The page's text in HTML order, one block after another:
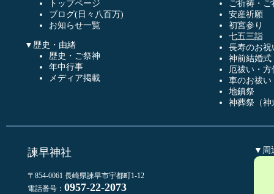
トップページ
ブログ(日々八百万)
お知らせ一覧
▼歴史・由緒
歴史・ご祭神
年中行事
メディア掲載
ご祈祷・
安産祈願
初宮参り
七五三詣
長寿のお祝
神前結婚式
厄祓い・方
車のお祓い
地鎮祭
神葬祭（神
諫早神社
〒854-0061 長崎県諫早市宇都町1-12
電話番号： 0957-22-2073
▼周